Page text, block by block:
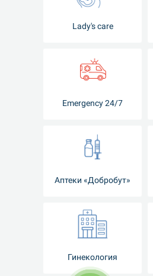
Lady's care
Emergency 24/7
Аптеки «Добробут»
Гинекология